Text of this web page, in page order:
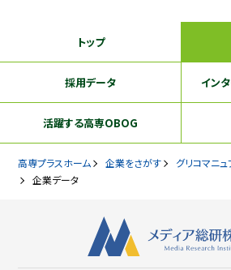
トップ
採用データ イン
活躍する高専OBOG
高専プラスホーム 企業をさがす
グリコマニ
企業データ